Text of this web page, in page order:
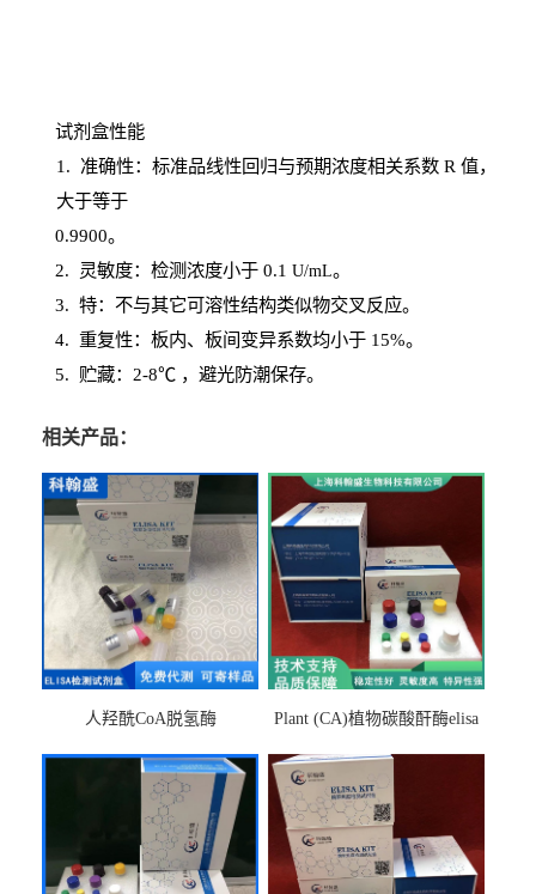
试剂盒性能
1 . 准确性：标准品线性回归与预期浓度相关系数 R 值，
大于等于
0.9900。
2. 灵敏度：检测浓度小于0.1 U/mL。
3. 特：不与其它可溶性结构类似物交叉反应。
4. 重复性：板内、板间变异系数均小于15%。
5. 贮藏：2-8℃ ，避光防潮保存。
相关产品：
人羟酰CoA脱氢酶
Plant (CA)植物碳酸酐酶elisa